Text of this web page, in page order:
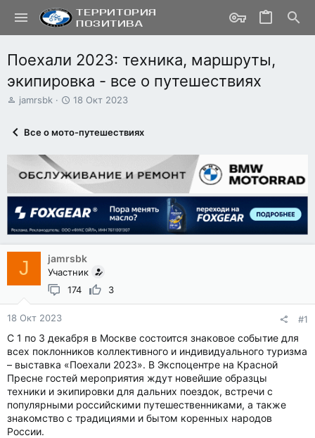
Поехали 2023: техника, маршруты,
экипировка - все о путешествиях
А
е
ы
jamrsbk
Д
а
ч
а
л
а
18 Окт 2023
Все о мото-путешествиях
J jamrsbk
Участник
174
3
18 Окт 2023 #1
С 1 по 3 декабря в Москве состоится знаковое событие для
всех поклонников коллективного и индивидуального туризма
– выставка «Поехали 2023». В Экспоцентре на Красной
Пресне гостей мероприятия ждут новейшие образцы
техники и экипировки для дальних поездок, встречи с
популярными российскими путешественниками, а также
знакомство с традициями и бытом коренных народов
России.